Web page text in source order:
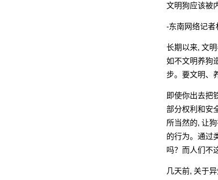
文明狗应该被
-东南网络记者
长期以来, 文
如不文明养狗
步。要文明、
即使你出去把
部分权利和安
所当然的, 让
的行为。通过
吗？而人们不
几天前, 关于